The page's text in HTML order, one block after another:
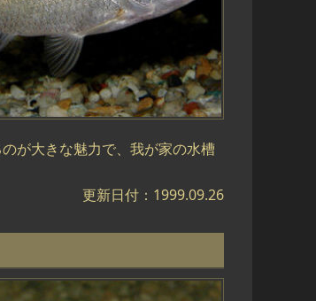
が大きな魅力で、我が家の水槽
更新日付：1999.09.26